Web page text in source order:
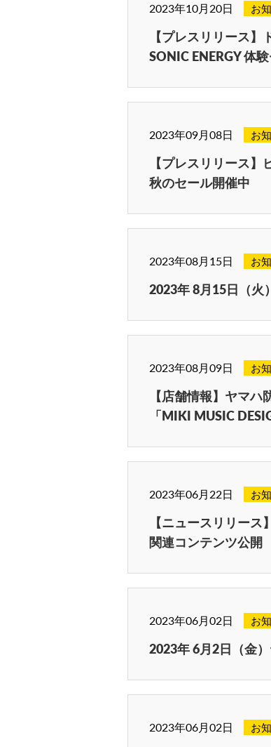
2023年10月20日 お
【プレスリリース】
SONIC ENERGY 体
2023年09月08日 お
【プレスリリース】
秋のセール開催中
2023年08月15日 お
2023年 8月15日（火
2023年08月09日 お
【店舗情報】ヤマハ
「MIKI MUSIC
2023年06月22日 お
【ニュースリリース
関連コンテンツ公開
2023年06月02日 お
2023年 6月2日（金
2023年06月02日 お